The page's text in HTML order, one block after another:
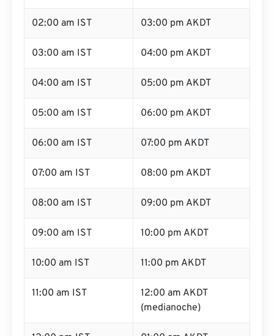
02:00 am IST 03:00 pm AKDT
03:00 am IST 04:00 pm AKDT
04:00 am IST 05:00 pm AKDT
05:00 am IST 06:00 pm AKDT
06:00 am IST 07:00 pm AKDT
07:00 am IST 08:00 pm AKDT
08:00 am IST 09:00 pm AKDT
09:00 am IST 10:00 pm AKDT
10:00 am IST 11:00 pm AKDT
11:00 am IST
12:00 am AKDT
(medianoche)